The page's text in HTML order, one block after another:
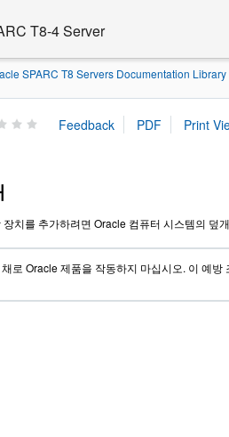
T8-4 Server
SPARC T8 Servers Documentation Library
치를 추가하려면 Oracle 컴퓨터 시스템의
로 Oracle 제품을 작동하지 마십시오. 이 예